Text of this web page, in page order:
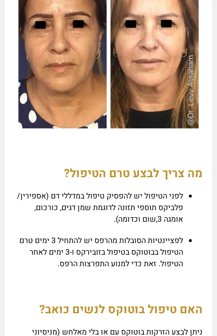
מה צריך לבצע טרם הטיפול?
לפני הטיפול יש להפסיק טיפול במדללי דם (אספירין/
פלביקס תוספי תזונה לדוגמת שמן דגים, כורכום,
אומגה 3,שום וכדומה).
לפציינטיות הסובלות מהרפס יש להתחיל 3 ימים טרם
הטיפול בבוטוקס בטיפול בזובירקס ו-3 ימים לאחר
הטיפול. זאת כדי למנוע התפרצות הרפס.
האם טיפול בוטוקס לנשים כואב?
ניתן לבצע הזרקות בוטוקס עם או בלי מאלחש (מניסיוני